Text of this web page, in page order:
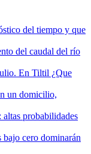
del tiempo y que
del caudal del río
En Tiltil ¿Que
un domicilio,
probabilidades
cero dominarán